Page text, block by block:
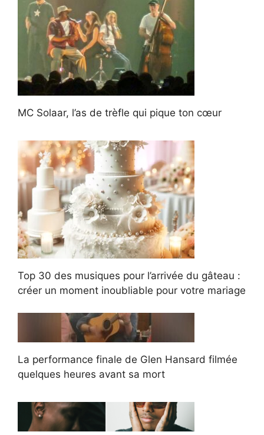
MC Solaar, l’as de trèfle qui pique ton cœur
Top 30 des musiques pour l’arrivée du gâteau :
créer un moment inoubliable pour votre mariage
La performance finale de Glen Hansard filmée
quelques heures avant sa mort